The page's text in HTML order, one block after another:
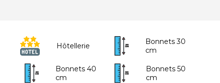
Hôtellerie
Bonnets 30
cm
Bonnets 40
cm
Bonnets 50
cm